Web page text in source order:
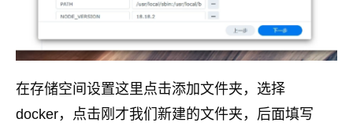
在存储空间设置这里点击添加文件夹，选择
docker，点击刚才我们新建的文件夹，后面填写